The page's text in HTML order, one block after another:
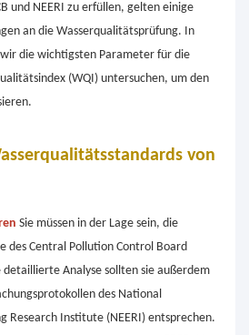
und NEERI zu erfüllen, gelten einige
an die Wasserqualitätsprüfung. In
die wichtigsten Parameter für die
(WQI) untersuchen, um den
von
Sie müssen in der Lage sein, die
des Central Pollution Control Board
detaillierte Analyse sollten sie außerdem
des National
Research Institute (NEERI) entsprechen.